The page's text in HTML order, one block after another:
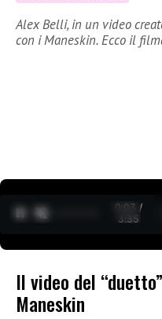
Alex Belli, in un video
con i Maneskin. Ecco il
0:04 /
3:35
Il video del
Maneskin